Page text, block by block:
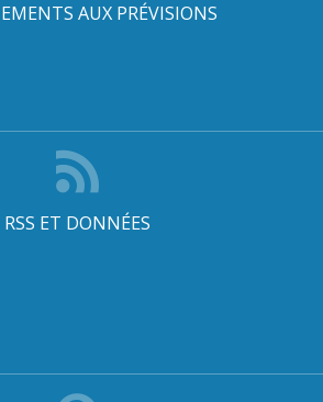
AUX PRÉVISIONS
RSS ET DONNÉES